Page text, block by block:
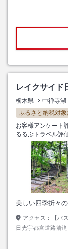
レイクサイド
栃木県 中禅寺
ふるさと納税対象
お客様アンケート
るるぶトラベル評
美しい四季折々
アクセス：
【
日光宇都宮道路清
館の約２Ｋｍ先